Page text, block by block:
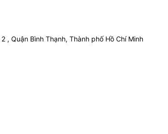
, Quận Bình Thạnh, Thành phố Hồ Chí Minh